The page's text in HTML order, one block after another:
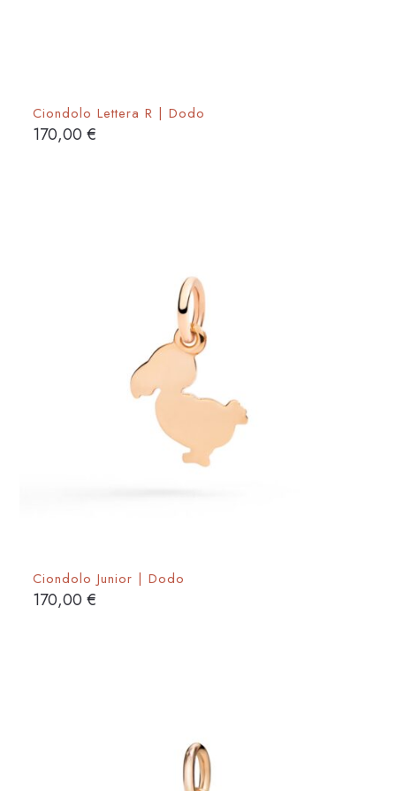
Ciondolo Lettera R | Dodo
170,00€
Ciondolo Junior | Dodo
170,00€